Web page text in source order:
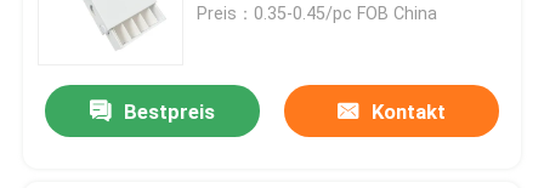
Haus
Preis：0.35-0.45/pc FOB China
Bestpreis Kontakt